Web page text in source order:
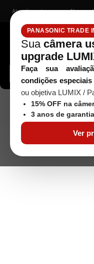
PANASONIC TRADE
Sua câmera
upgrade
Faça sua
condições especiais
ou objetiva LUMIX /
15% OFF na
3 anos de
Ver
Atendimento Nossas
Buscar câmeras,
Estúdio / Iluminação
Modificadores
CONE
FLASH DE ESTÚDIO SERIE